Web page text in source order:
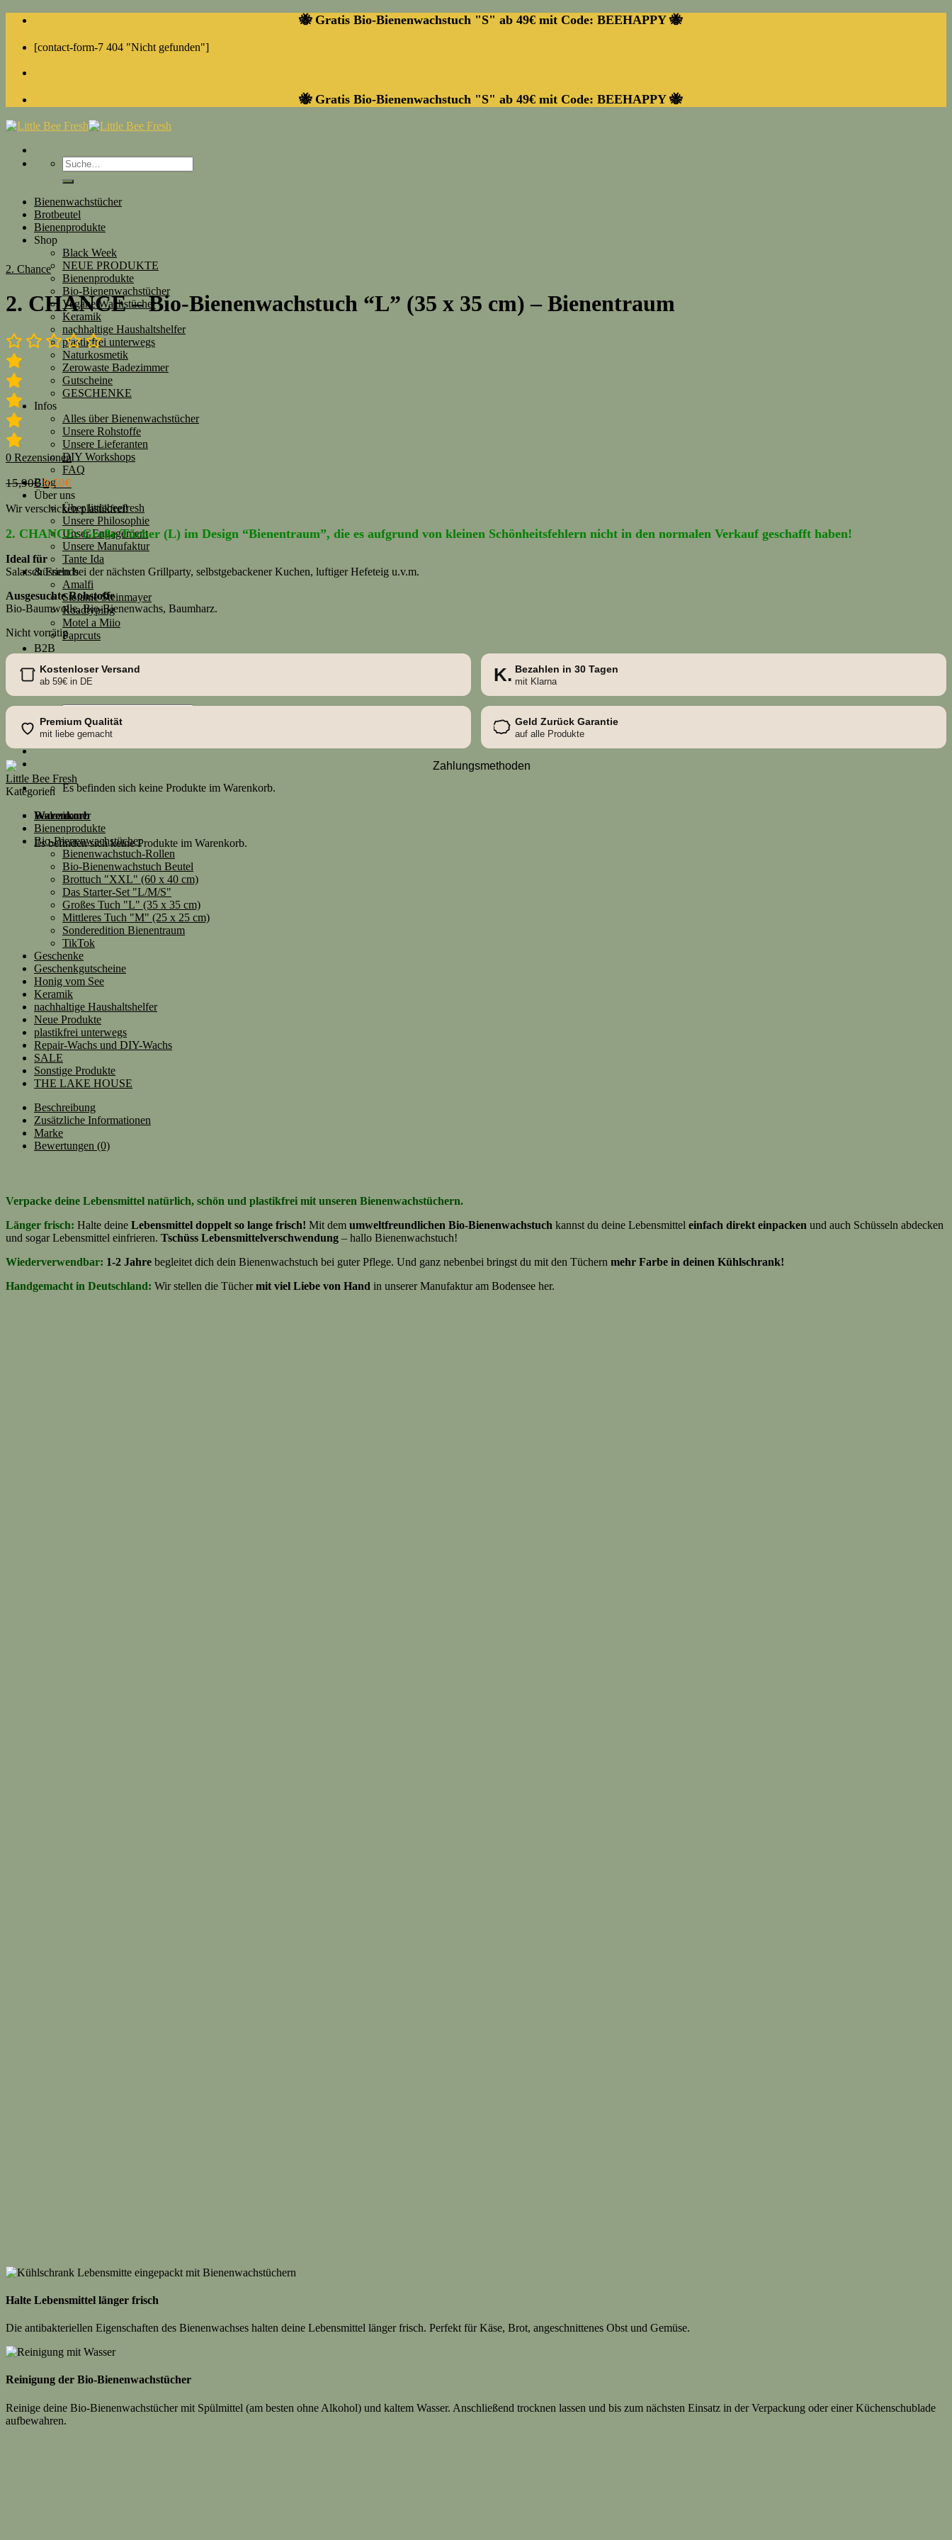
Skip
content
🐝 Gratis Bio-Bienenwachstuch "S" ab 49€ mit Code: BEEHAPPY 🐝
[contact-form-7 404 "Nicht gefunden"]
🐝 Gratis Bio-Bienenwachstuch "S" ab 49€ mit Code: BEEHAPPY 🐝
Suche
nach:
Bienenwachstücher
Brotbeutel
Bienenprodukte
Shop
Black Week
NEUE PRODUKTE
Bienenprodukte
Bio-Bienenwachstücher
Vegane Wachstücher
Keramik
nachhaltige Haushaltshelfer
plastikfrei unterwegs
Naturkosmetik
Zerowaste Badezimmer
Gutscheine
GESCHENKE
Infos
Alles über Bienenwachstücher
Unsere Rohstoffe
Unsere Lieferanten
DIY Workshops
FAQ
Blog
Über uns
Über littlebeefresh
Unsere Philosophie
Unser Engagement
Unsere Manufaktur
Tante Ida
& Friends
Amalfi
Stefanie Steinmayer
Roadtyping
Motel a Miio
Paprcuts
B2B
Bienenwachstücher individualisieren
Werbemittel
Suche
nach:
Es befinden sich keine Produkte im Warenkorb.
Warenkorb
Es befinden sich keine Produkte im Warenkorb.
2. Chance
2. CHANCE – Bio-Bienenwachstuch “L” (35 x 35 cm) – Bienentraum
0 Rezensionen
15,90€ 9,50€
Wir verschicken plastikfrei!
2. CHANCE: Große Tücher (L) im Design “Bienentraum”, die es aufgrund von kleinen Schönheitsfehlern nicht in den normalen Verkauf geschafft haben!
Ideal für
Salatschüsseln bei der nächsten Grillparty, selbstgebackener Kuchen, luftiger Hefeteig u.v.m.
Ausgesuchte Rohstoffe
Bio-Baumwolle, Bio-Bienenwachs, Baumharz.
Nicht vorrätig
Kostenloser Versand
ab 59€ in DE K. Bezahlen in 30 Tagen
mit Klarna
Premium Qualität
mit liebe gemacht
Geld Zurück Garantie
auf alle Produkte
Little Bee Fresh
Kategorien
Badezimmer
Bienenprodukte
Bio-Bienenwachstücher
Bienenwachstuch-Rollen
Bio-Bienenwachstuch Beutel
Brottuch "XXL" (60 x 40 cm)
Das Starter-Set "L/M/S"
Großes Tuch "L" (35 x 35 cm)
Mittleres Tuch "M" (25 x 25 cm)
Sonderedition Bienentraum
TikTok
Geschenke
Geschenkgutscheine
Honig vom See
Keramik
nachhaltige Haushaltshelfer
Neue Produkte
plastikfrei unterwegs
Repair-Wachs und DIY-Wachs
SALE
Sonstige Produkte
THE LAKE HOUSE
Beschreibung
Zusätzliche Informationen
Marke
Bewertungen (0)
Verpacke deine Lebensmittel natürlich, schön und plastikfrei mit unseren Bienenwachstüchern.
Länger frisch: Halte deine Lebensmittel doppelt so lange frisch! Mit dem umweltfreundlichen Bio-Bienenwachstuch kannst du deine Lebensmittel einfach direkt einpacken und auch Schüsseln abdecken
und sogar Lebensmittel einfrieren. Tschüss Lebensmittelverschwendung – hallo Bienenwachstuch!
Wiederverwendbar: 1-2 Jahre begleitet dich dein Bienenwachstuch bei guter Pflege. Und ganz nebenbei bringst du mit den Tüchern mehr Farbe in deinen Kühlschrank!
Handgemacht in Deutschland: Wir stellen die Tüchermit viel Liebe von Hand in unserer Manufaktur am Bodensee her.
Halte Lebensmittel länger frisch
Die antibakteriellen Eigenschaften des Bienenwachses halten deine Lebensmittel länger frisch. Perfekt für Käse, Brot, angeschnittenes Obst und Gemüse.
Reinigung der Bio-Bienenwachstücher
Reinige deine Bio-Bienenwachstücher mit Spülmittel (am besten ohne Alkohol) und kaltem Wasser. Anschließend trocknen lassen und bis zum nächsten Einsatz in der Verpackung oder einer Küchenschublade
aufbewahren.